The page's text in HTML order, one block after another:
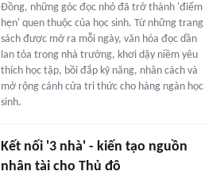
Đồng, những góc đọc nhỏ đã trở thành 'điểm
hẹn' quen thuộc của học sinh. Từ những trang
sách được mở ra mỗi ngày, văn hóa đọc dần
lan tỏa trong nhà trường, khơi dậy niềm yêu
thích học tập, bồi đắp kỹ năng, nhân cách và
mở rộng cánh cửa tri thức cho hàng ngàn học
sinh.
Kết nối '3 nhà' - kiến tạo nguồn
nhân tài cho Thủ đô